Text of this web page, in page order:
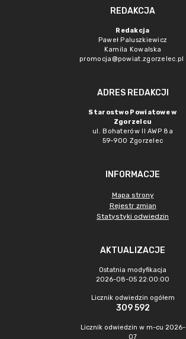
REDAKCJA
Redakcja
Paweł Paluszkiewicz
Kamila Kowalska
promocja@powiat.zgorzelec.pl
ADRES REDAKCJI
Starostwo Powiatowe w
Zgorzelcu
ul. Bohaterów II AWP 8a
59-900 Zgorzelec
INFORMACJE
Mapa strony
Rejestr zmian
Statystyki odwiedzin
AKTUALIZACJE
Ostatnia modyfikacja
2026-08-05 22:00:00
Licznik odwiedzin ogółem
309 592
Licznik odwiedzin w m-cu 2026-
07